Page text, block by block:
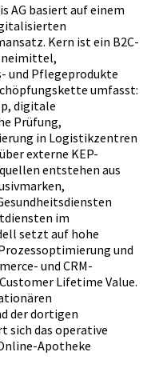
AG basiert auf einem
Kern ist ein B2C-
und Pflegeprodukte
umfasst:
digitale
Prüfung,
in Logistikzentren
externe KEP-
entstehen aus
im
setzt auf hohe
und
und CRM-
Lifetime Value.
der dortigen
das operative
Apotheke